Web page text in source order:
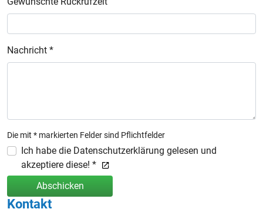
Nachricht *
Die mit * markierten Felder sind Pflichtfelder
Ich habe die Datenschutzerklärung gelesen und
akzeptiere diese! *
Abschicken
Kontakt